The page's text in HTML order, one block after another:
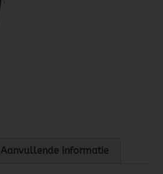
Aanvullende informatie